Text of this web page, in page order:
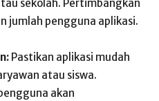
sekolah. Pertimbangkan
jumlah pengguna aplikasi.
Pastikan aplikasi mudah
atau siswa.
akan